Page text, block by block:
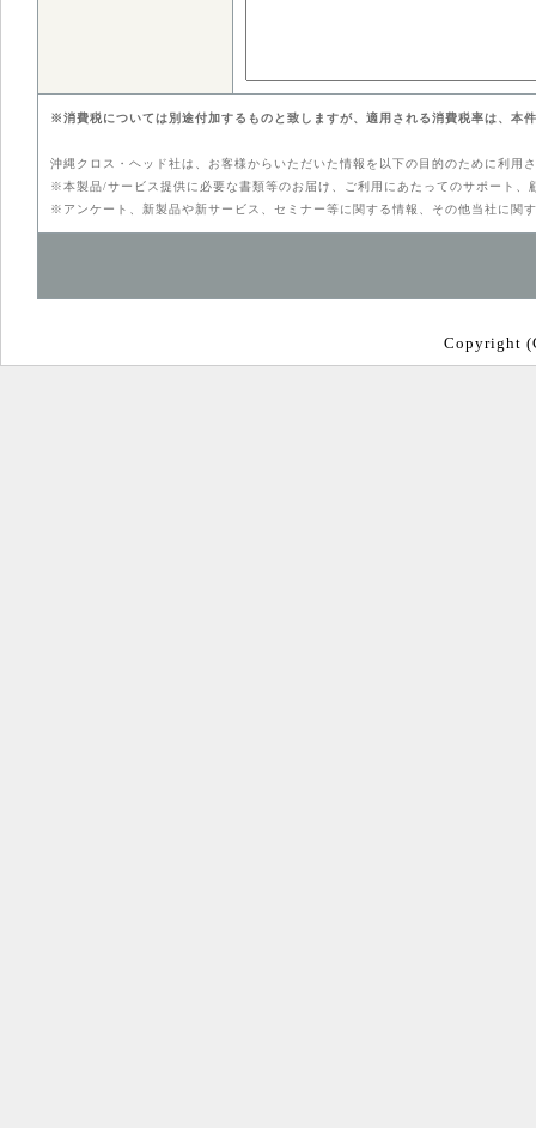
※消費税については別途付加するものと致しますが、適用される消費税率は、本
沖縄クロス・ヘッド社は、お客様からいただいた情報を以下の目的のために利用
※本製品/サービス提供に必要な書類等のお届け、ご利用にあたってのサポート、
※アンケート、新製品や新サービス、セミナー等に関する情報、その他当社に関
Copyright